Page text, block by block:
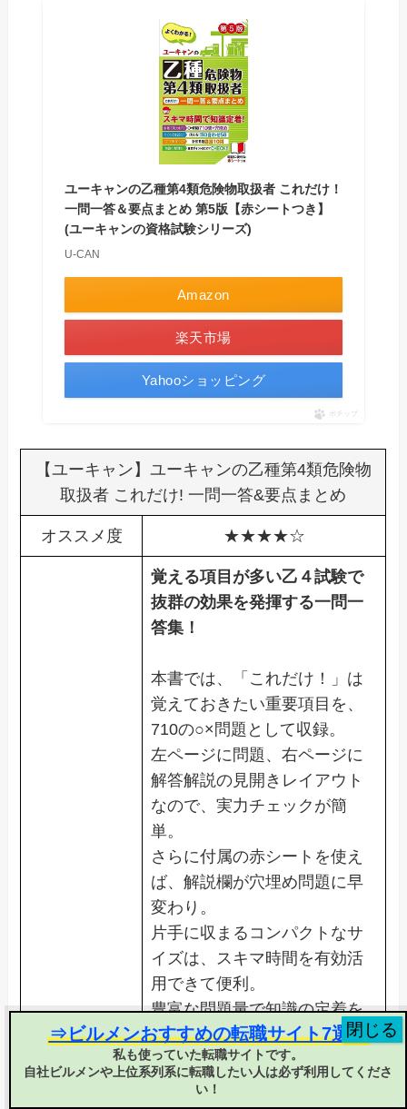
ユーキャンの乙種第4類危険物取扱者 これだけ！
一問一答＆要点まとめ 第5版【赤シートつき】
(ユーキャンの資格試験シリーズ)
U-CAN
Amazon
楽天市場
Yahooショッピング
ポチップ
【ユーキャン】ユーキャンの乙種第4類危険物
取扱者 これだけ! 一問一答&要点まとめ
オススメ度 ★★★★☆
覚える項目が多い乙４試験で
抜群の効果を発揮する一問一
答集！
本書では、「これだけ！」は
覚えておきたい重要項目を、
710の○×問題として収録。
左ページに問題、右ページに
解答解説の見開きレイアウト
なので、実力チェックが簡
単。
さらに付属の赤シートを使え
ば、解説欄が穴埋め問題に早
変わり。
片手に収まるコンパクトなサ
イズは、スキマ時間を有効活
用できて便利。
豊富な問題量で知識の定着を
しっかりと図れる、試験直前
まで活躍する１冊！
⇒ビルメンおすすめの転職サイト7選！
私も使っていた転職サイトです。
自社ビルメンや上位系列系に転職したい人は必ず利用してくださ
い！